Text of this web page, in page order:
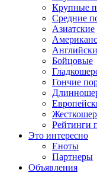
Крупные
Средние
Азиатские
Бойцовые
Гончие
Рейтинги
Это интересно
Еноты
Партнеры
Объявления